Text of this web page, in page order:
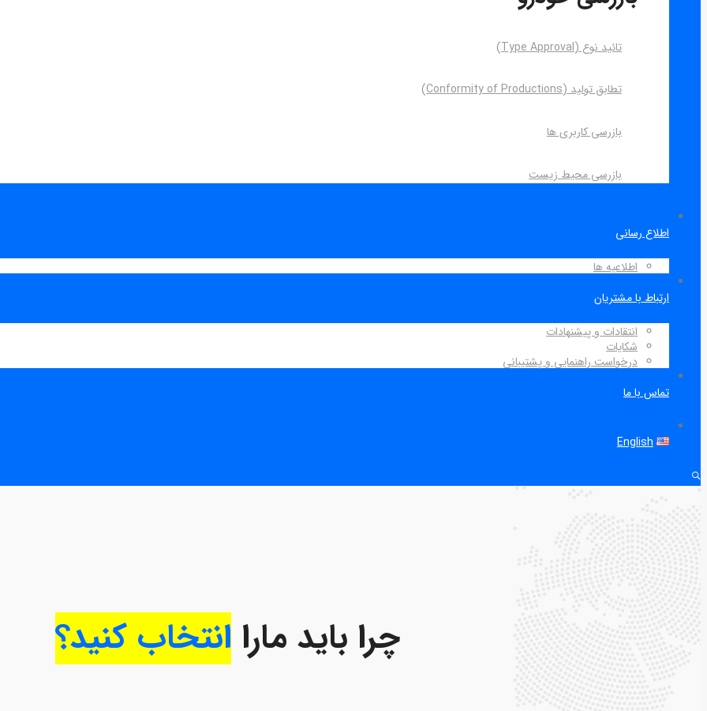
تائید نوع (Type Approval)
تطابق تولید (Conformity of Productions)
بازرسی کاربری ها
بازرسی محیط زیست
اطلاع رسانی
اطلاعیه ها
ارتباط با مشتریان
انتقادات و پیشنهادات
شکایات
درخواست راهنمایی و پشتیبانی
تماس با ما
English
چرا باید مارا انتخاب کنید؟